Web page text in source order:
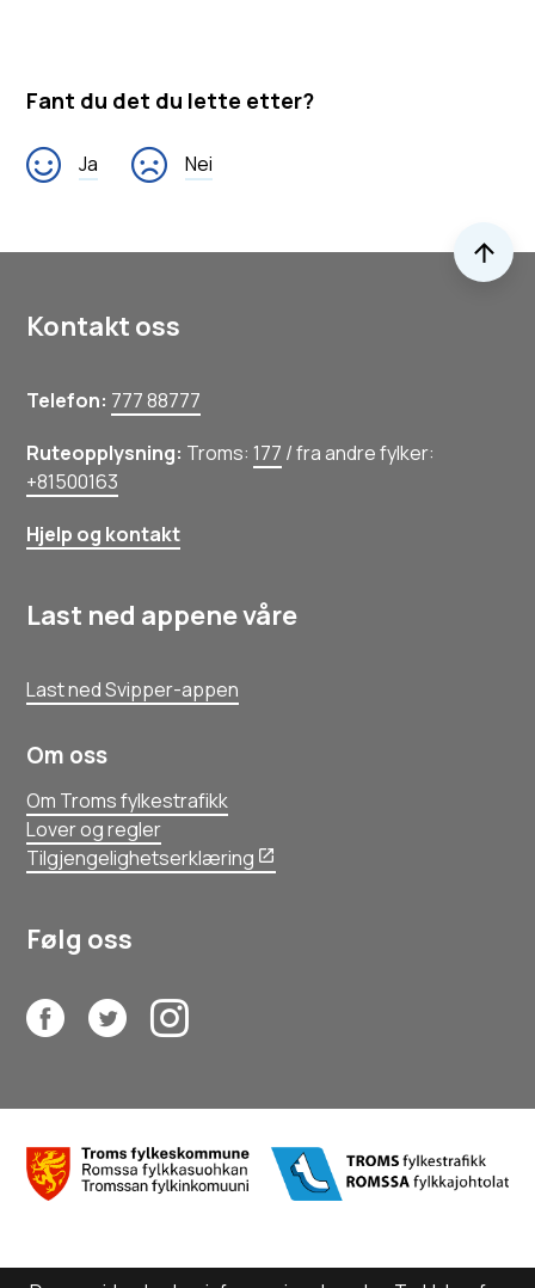
Fant du det du lette etter?
Ja Nei
Til
Kontakt oss
Telefon: 777 88777
Ruteopplysning: Troms: 177 / fra andre fylker:
+81500163
Hjelp og kontakt
Last ned appene våre
Last ned Svipper-appen
Om oss
Om Troms fylkestrafikk
Lover og regler
Tilgjengelighetserklæring
Følg oss
FacebookTwitter